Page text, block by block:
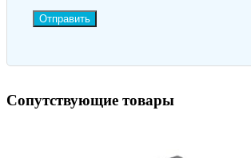
Отправить
Сопутствующие товары